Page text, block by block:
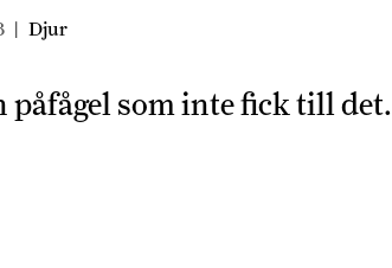
| Djur
påfågel som inte fick till det.